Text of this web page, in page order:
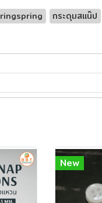
ringspring กระดุมสแน๊ป
New